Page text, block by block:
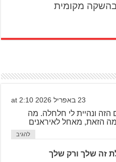
23 באפריל 2026 at 2:10
ונהיית לי חלחלה. מה
הזאת, מאחל לאיראנים
להגיב
זה שלך ורק שלך